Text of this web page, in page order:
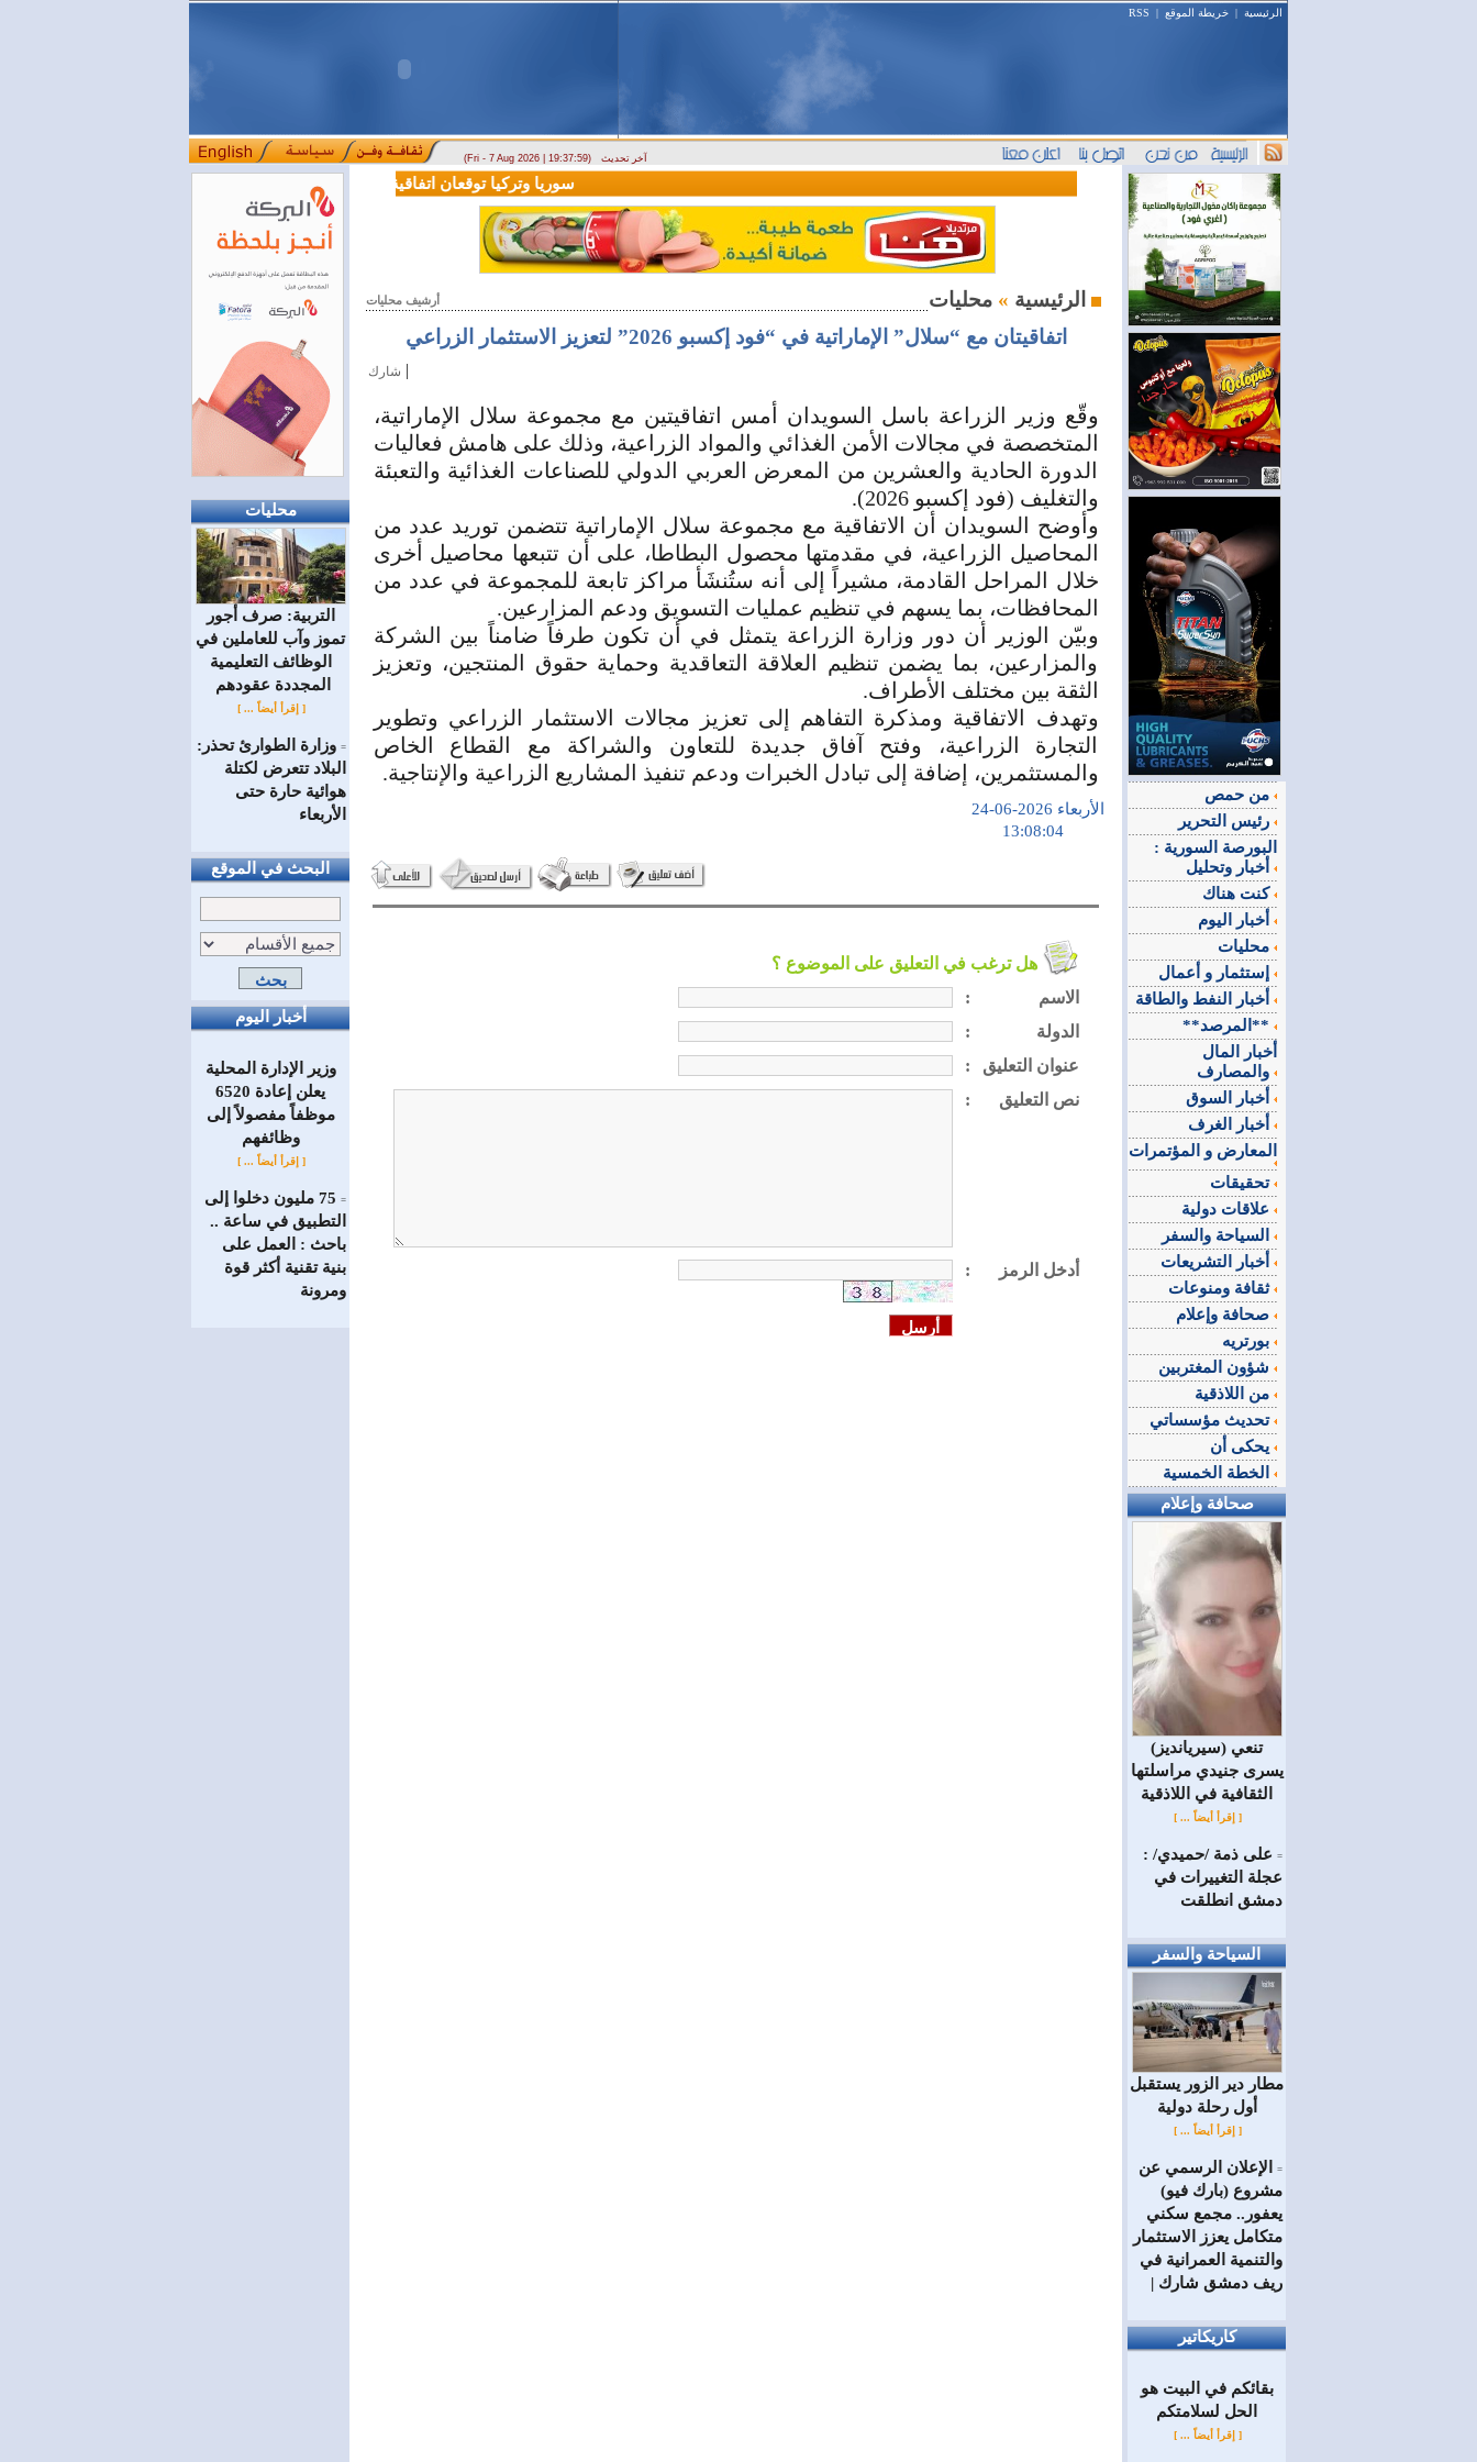
الرئيسية | خريطة الموقع |
RSS
(Fri - 7 Aug 2026 | 19:37:59) آخر تحديث
محليات
التربية: صرف أجور
تموز وآب للعاملين في
الوظائف ‏التعليمية
المجددة عقودهم ‏
[ إقرأ أيضاً ... ]
= وزارة الطوارئ تحذر:
البلاد تتعرض لكتلة
هوائية حارة حتى
الأربعاء
البحث في الموقع
أخبار اليوم
وزير الإدارة المحلية
يعلن إعادة 6520
موظفاً مفصولاً إلى
‏وظائفهم
[ إقرأ أيضاً ... ]
=
75 مليون دخلوا إلى
التطبيق في ساعة ..
باحث : العمل على
بنية تقنية أكثر قوة
ومرونة
سوريا وتركيا توقعان اتفاقية تعاون في مجالي التعليم العالي والبحث العلمي
أرشيف محليات الرئيسية »
اتفاقيتان مع “سلال” الإماراتية في “فود إكسبو 2026” لتعزيز الاستثمار الزراعي
شارك |
وقّع وزير الزراعة باسل السويدان أمس اتفاقيتين مع مجموعة سلال الإماراتية،
المتخصصة في مجالات الأمن الغذائي والمواد الزراعية، وذلك على هامش فعاليات
الدورة الحادية والعشرين من المعرض العربي الدولي للصناعات الغذائية والتعبئة
والتغليف (فود إكسبو 2026).
وأوضح السويدان أن الاتفاقية مع مجموعة سلال الإماراتية تتضمن توريد عدد من
المحاصيل الزراعية، في مقدمتها محصول البطاطا، على أن تتبعها محاصيل أخرى
خلال المراحل القادمة، مشيراً إلى أنه ستُنشَأ مراكز تابعة للمجموعة في عدد من
المحافظات، بما يسهم في تنظيم عمليات التسويق ودعم المزارعين.
وبيّن الوزير أن دور وزارة الزراعة يتمثل في أن تكون طرفاً ضامناً بين الشركة
والمزارعين، بما يضمن تنظيم العلاقة التعاقدية وحماية حقوق المنتجين، وتعزيز
الثقة بين مختلف الأطراف.
وتهدف الاتفاقية ومذكرة التفاهم إلى تعزيز مجالات الاستثمار الزراعي وتطوير
التجارة الزراعية، وفتح آفاق جديدة للتعاون والشراكة مع القطاع الخاص
والمستثمرين، إضافة إلى تبادل الخبرات ودعم تنفيذ المشاريع الزراعية والإنتاجية.
الأربعاء 2026-06-24
هل ترغب في التعليق على الموضوع ؟
:
الاسم
:
الدولة
:
عنوان التعليق
:
نص التعليق
: أدخل الرمز
البورصة السورية :
كنت هناك
**المرصد**
أخبار المال
المعارض و المؤتمرات
تحقيقات
ثقافة ومنوعات
تحديث مؤسساتي
صحافة وإعلام
(سيريانديز) تنعي
يسرى جنيدي مراسلتها
الثقافية في اللاذقية
[ إقرأ أيضاً ... ]
= على ذمة /حميدي/ :
عجلة التغييرات في
دمشق انطلقت
السياحة والسفر
مطار دير الزور يستقبل
أول رحلة دولية
[ إقرأ أيضاً ... ]
=
الإعلان الرسمي عن
مشروع (بارك فيو)
يعفور.. مجمع سكني
متكامل يعزز الاستثمار
والتنمية العمرانية في
ريف دمشق شارك |
كاريكاتير
بقائكم في البيت هو
الحل لسلامتكم
[ إقرأ أيضاً ... ]